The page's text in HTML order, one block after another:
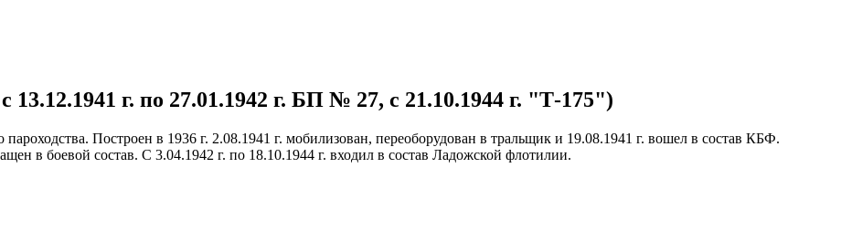
г. по 27.01.1942 г. БП № 27, с 21.10.1944 г. "Т-175")
Построен в 1936 г. 2.08.1941 г. мобилизован, переоборудован в тральщик и 19.08.1941 г. вошел в состав КБФ.
в боевой состав. С 3.04.1942 г. по 18.10.1944 г. входил в состав Ладожской флотилии.